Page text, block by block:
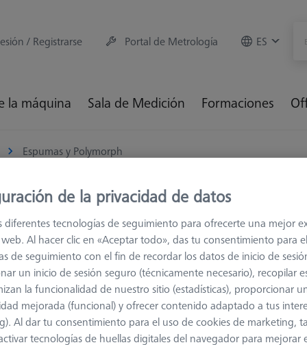
/ Registrarse Portal de Metrología ES
la máquina Sala de Medición Formaciones
Espumas y Polymorph
y Polymorph
y el Polymorph ofrecen la máxima flexibilidad para
ideales para productos contorneados o flexibles que no se
también son ideales cuando se escanean piezas con baja
no interfiera con los datos de escaneo de la pieza.
de la privacidad de datos
diferentes tecnologías de seguimiento para ofrecerte una mejor
Al hacer clic en «Aceptar todo», das tu consentimiento para
de seguimiento con el fin de recordar los datos de inicio de
un inicio de sesión seguro (técnicamente necesario), recopilar
la funcionalidad de nuestro sitio (estadísticas), proporcionar
mejorada (funcional) y ofrecer contenido adaptado a tus
Al dar tu consentimiento para el uso de cookies de marketing,
tecnologías de huellas digitales del navegador para mejorar